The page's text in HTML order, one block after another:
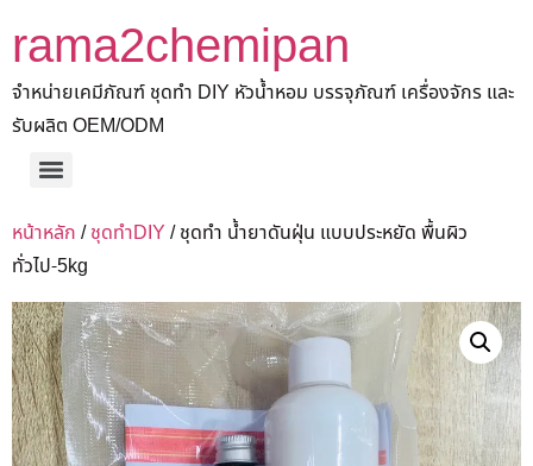
rama2chemipan
จำหน่ายเคมีภัณฑ์ ชุดทำ DIY หัวน้ำหอม บรรจุภัณฑ์ เครื่องจักร และ
รับผลิต OEM/ODM
หน้าหลัก /ชุดทำDIY / ชุดทำ น้ำยาดันฝุ่น แบบประหยัด พื้นผิว
ทั่วไป-5kg